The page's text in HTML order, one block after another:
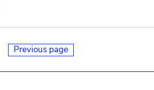
Previous page